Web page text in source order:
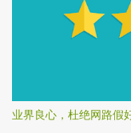
净的玻璃瓶或着朔料瓶
化。 把白饭各别放在
不要用五谷米，因为五
子，记得帮盖子缩紧，
封着2个培养皿 记得写
培养皿上写好话，例如
二个培养皿上写上坏话
业界良心，杜绝网路假